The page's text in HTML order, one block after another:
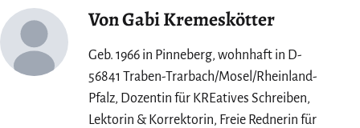
Von Gabi Kremeskötter
Geb. 1966 in Pinneberg, wohnhaft in D-
56841 Traben-Trarbach/Mosel/Rheinland-
Pfalz, Dozentin für KREatives Schreiben,
Lektorin & Korrektorin, Freie Rednerin für